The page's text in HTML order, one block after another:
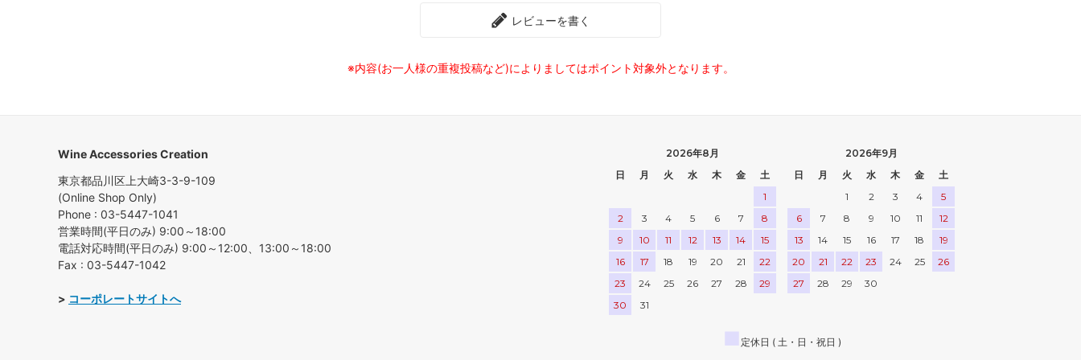
レビューを書く
※内容(お一人様の重複投稿など)によりましてはポイント対象外となります。
Wine Accessories Creation
東京都品川区上大崎3-3-9-109
(Online Shop Only)
Phone : 03-5447-1041
営業時間(平日のみ) 9:00～18:00
電話対応時間(平日のみ) 9:00～12:00、13:00～18:00
Fax : 03-5447-1042
> コーポレートサイトへ
2026年8月
日
月 火 水 木 金
土
1
2
3 4 5 6 7
8
9
10 11 12 13 14
15
16
17 18 19 20 21
22
23
24 25 26 27 28
29
30
31
2026年9月
日
月 火 水 木 金
土
1
2 3 4
5
6
7 8 9 10 11
12
13
14 15 16 17 18
19
20
21 22 23 24 25
26
27
28 29 30
■ 定休日 ( 土・日・祝日 )